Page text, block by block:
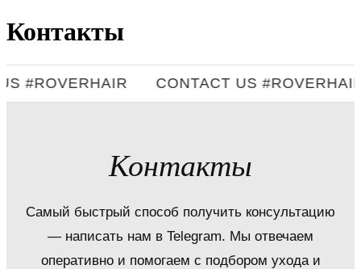
Контакты
#ROVERHAIR CONTACT US #ROVERHAIR
Контакты
Самый быстрый способ получить консультацию
— написать нам в Telegram. Мы отвечаем
оперативно и помогаем с подбором ухода и